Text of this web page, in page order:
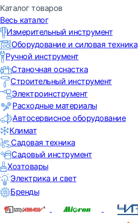
Каталог товаров
Весь каталог
Измерительный инструмент
Оборудование и силовая техника
Ручной инструмент
Станочная оснастка
Строительный инструмент
Электроинструмент
Расходные материалы
Автосервисное оборудование
Климат
Садовая техника
Садовый инструмент
Хозтовары
Электрика и свет
Бренды